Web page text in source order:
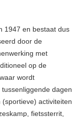
1947 en bestaat dus
door de
met
op de
wordt
dagen
activiteiten
fietssterrit,